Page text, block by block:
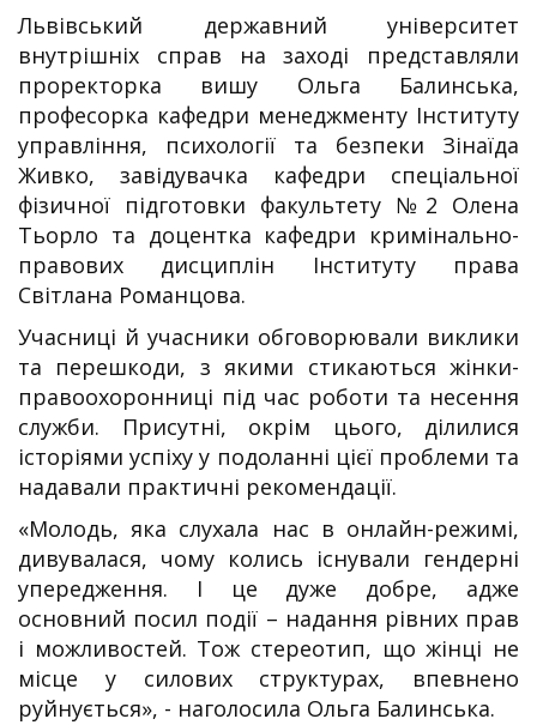
Львівський державний університет
внутрішніх справ на заході представляли
проректорка вишу Ольга Балинська,
професорка кафедри менеджменту Інституту
управління, психології та безпеки Зінаїда
Живко, завідувачка кафедри спеціальної
фізичної підготовки факультету №2 Олена
Тьорло та доцентка кафедри кримінально-
правових дисциплін Інституту права
Світлана Романцова.
Учасниці й учасники обговорювали виклики
та перешкоди, з якими стикаються жінки-
правоохоронниці під час роботи та несення
служби. Присутні, окрім цього, ділилися
історіями успіху у подоланні цієї проблеми та
надавали практичні рекомендації.
«Молодь, яка слухала нас в онлайн-режимі,
дивувалася, чому колись існували гендерні
упередження. І це дуже добре, адже
основний посил події – надання рівних прав
і можливостей. Тож стереотип, що жінці не
місце у силових структурах, впевнено
руйнується», - наголосила Ольга Балинська.